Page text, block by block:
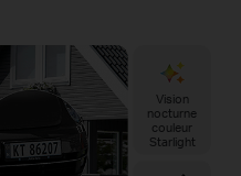
Vision
nocturne
couleur
Starlight